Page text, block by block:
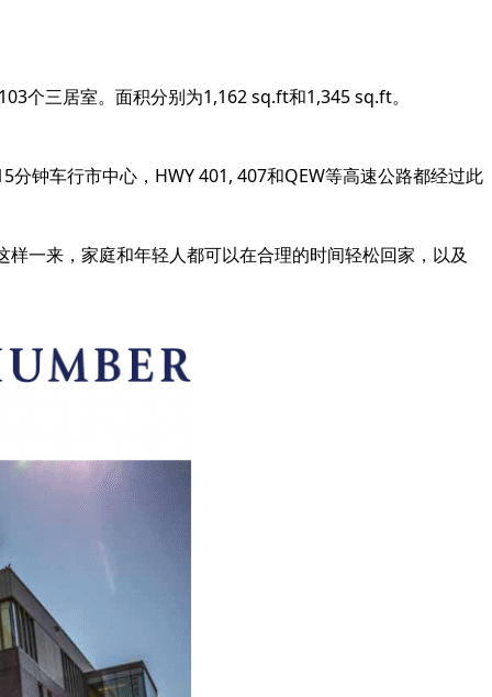
个三居室。面积分别为1,162 sq.ft和1,345 sq.ft。
钟车行市中心，HWY 401, 407和QEW等高速公路都经过此
一来，家庭和年轻人都可以在合理的时间轻松回家，以及